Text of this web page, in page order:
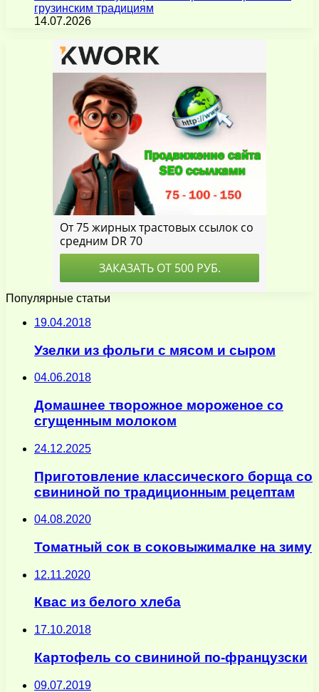
грузинским традициям
14.07.2026
Популярные статьи
19.04.2018
Узелки из фольги с мясом и сыром
04.06.2018
Домашнее творожное мороженое со
сгущенным молоком
24.12.2025
Приготовление классического борща со
свининой по традиционным рецептам
04.08.2020
Томатный сок в соковыжималке на зиму
12.11.2020
Квас из белого хлеба
17.10.2018
Картофель со свининой по-французски
09.07.2019